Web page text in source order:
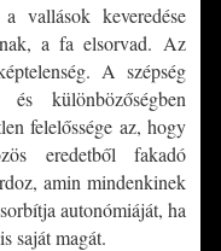
vallások keveredése
a fa elsorvad. Az
A szépség
és különbözőségben
felelőssége az, hogy
eredetből fakadó
amin mindenkinek
autonómiáját, ha
saját magát.